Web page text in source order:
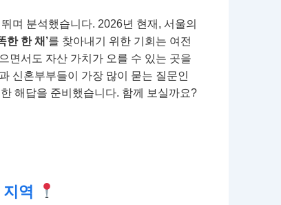
며 분석했습니다. 2026년 현재, 서울의
한 한 채’를 찾아내기 위한 기회는 여전
면서도 자산 가치가 오를 수 있는 곳을
신혼부부들이 가장 많이 묻는 질문인
해답을 준비했습니다. 함께 보실까요?
역